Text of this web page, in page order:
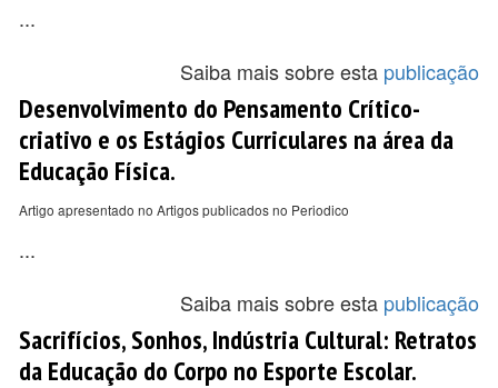
...
Saiba mais sobre esta publicação
Desenvolvimento do Pensamento Crítico-
criativo e os Estágios Curriculares na área da
Educação Física.
Artigo apresentado no Artigos publicados no Periodico
...
Saiba mais sobre esta publicação
Sacrifícios, Sonhos, Indústria Cultural: Retratos
da Educação do Corpo no Esporte Escolar.